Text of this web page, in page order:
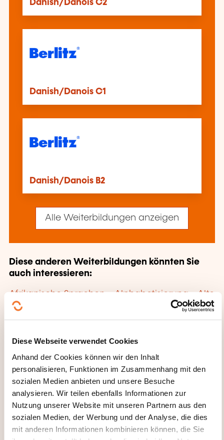
Diese Webseite verwendet Cookies
Anhand der Cookies können wir den Inhalt
personalisieren, Funktionen im Zusammenhang mit den
sozialen Medien anbieten und unsere Besuche
analysieren. Wir teilen ebenfalls Informationen zur
Nutzung unserer Website mit unseren Partnern aus den
sozialen Medien, der Werbung und der Analyse, die dies
mit anderen Informationen kombinieren können, die Sie
Danish/Danois C2
Danish/Danois C1
Danish/Danois B2
Alle Weiterbildungen anzeigen
Diese anderen Weiterbildungen könnten Sie
auch interessieren:
Afrikanische Sprachen Alphabetisierung
Alte
Sprachen
Englisch
Englisch für Techniker
Finnisch
Französisch
Französisch im Alltag
Gebärdensprache
Handelsdeutsch
Handelsenglisch
Handelsfranzösisch
Handelsitalienisch
Handelsspanisch
Hebräisch
Indianische Sprachen
Italienisch
Italienisch für Touristen
Italienisch im Alltag